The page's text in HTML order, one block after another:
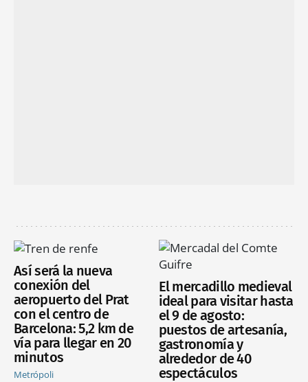
Así será la nueva
conexión del
aeropuerto del Prat
con el centro de
Barcelona: 5,2 km de
vía para llegar en 20
minutos
Metrópoli
El mercadillo medieval
ideal para visitar hasta
el 9 de agosto:
puestos de artesanía,
gastronomía y
alrededor de 40
espectáculos